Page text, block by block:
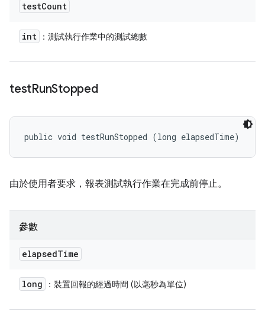
testCount
int ：測試執行作業中的測試總數
testRunStopped
public void testRunStopped (long elapsedTime)
由於使用者要求，報表測試執行作業在完成前停止。
參數
elapsedTime
long ：裝置回報的經過時間 (以毫秒為單位)